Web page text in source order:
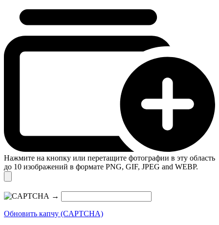
Нажмите на кнопку или перетащите фотографии в эту область
до 10 изображений в формате PNG, GIF, JPEG and WEBP.
→
Обновить капчу (CAPTCHA)